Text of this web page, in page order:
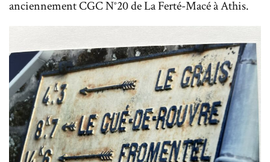
anciennement CGC N°20 de La Ferté-Macé à Athis.